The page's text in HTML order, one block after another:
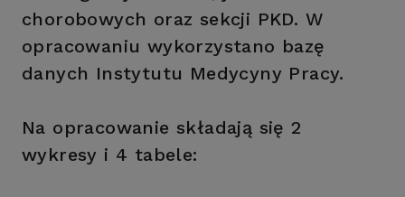
chorobowych oraz sekcji PKD. W
opracowaniu wykorzystano bazę
danych Instytutu Medycyny Pracy.
Na opracowanie składają się 2
wykresy i 4 tabele: